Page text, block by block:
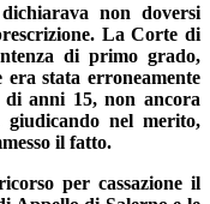
non doversi
La Corte di
di primo grado,
stata erroneamente
anni 15, non ancora
nel merito,
il fatto.
per cassazione il